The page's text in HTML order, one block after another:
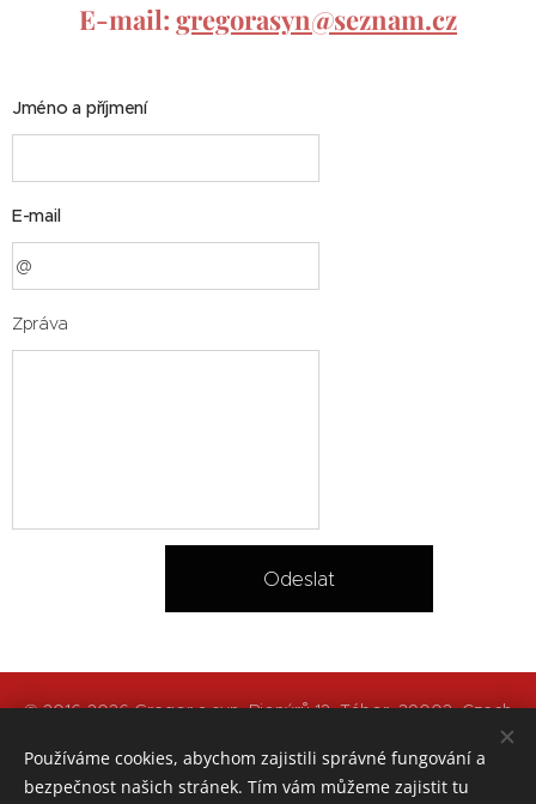
E-mail: gregorasyn@seznam.cz
Jméno a příjmení
E-mail
Zpráva
Odeslat
© 2016-2026 Gregor a syn, Pionýrů 12, Tábor, 39002, Czech
Obchodní podmínky|Reklamace zboží|Ochrana osobních
Používáme cookies, abychom zajistili správné fungování a
bezpečnost našich stránek. Tím vám můžeme zajistit tu